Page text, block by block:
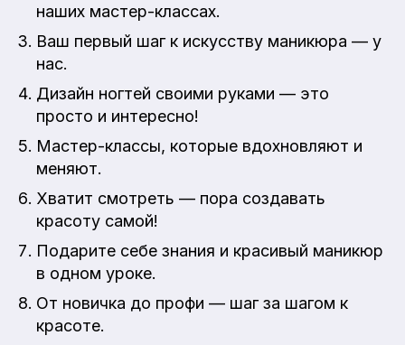
наших мастер-классах.
Ваш первый шаг к искусству маникюра — у
нас.
Дизайн ногтей своими руками — это
просто и интересно!
Мастер-классы, которые вдохновляют и
меняют.
Хватит смотреть — пора создавать
красоту самой!
Подарите себе знания и красивый маникюр
в одном уроке.
От новичка до профи — шаг за шагом к
красоте.